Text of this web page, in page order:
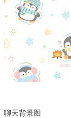
聊天背景图